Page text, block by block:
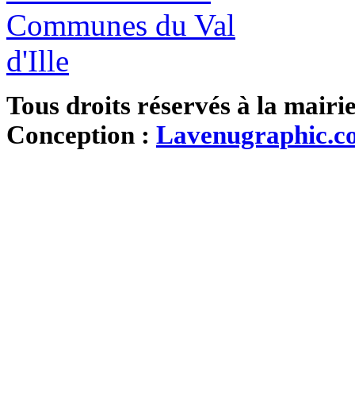
Tous droits réservés à la
Conception :